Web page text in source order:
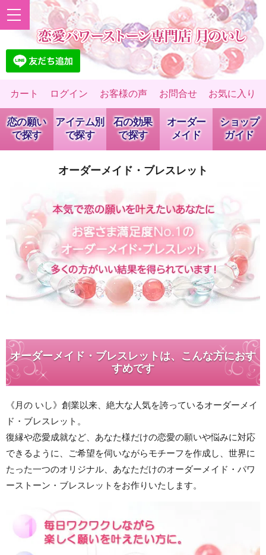
カート ログイン お客様の声 お問合せ お気に入り
恋の願い
で探す
アイテム別
で探す
石の効果
で探す
オーダー
メイド
ショップ
ガイド
オーダーメイド・ブレスレット
オーダーメイド・ブレスレットは、こんな方におす
すめです
《月の いし》創業以来、絶大な人気を誇っているオーダーメイ
ド・ブレスレット。
復縁や恋愛成就など、あなた様だけの恋愛の願いや悩みに対応
できるように、ご希望を伺いながらモチーフを作成し、世界に
たった一つのオリジナル、あなただけのオーダーメイド・パワ
ーストーン・ブレスレットをお作りいたします。